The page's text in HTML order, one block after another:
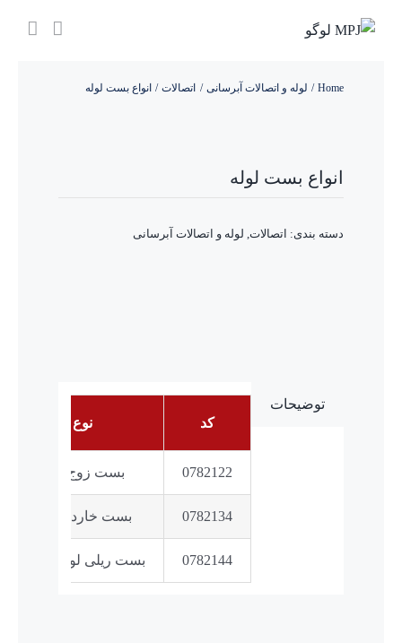
Home لوله و اتصالات آبرسانی اتصالات انواع بست لوله
انواع بست لوله
دسته بندی: اتصالات, لوله و اتصالات آبرسانی
توضیحات
کد
نوع صفحه
0782122 بست زوج لوله mm20
0782134 بست خاردار لوله mm16
0782144 بست ریلی لوله 16 چسب دار